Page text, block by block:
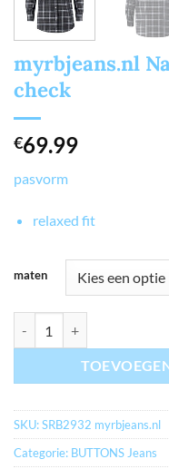
myrbjeans.nl
check
€69.99
pasvorm
relaxed fit
maten
SKU:SRB2932 myrbjeans.nl
Categorie: BUTTONS Jeans